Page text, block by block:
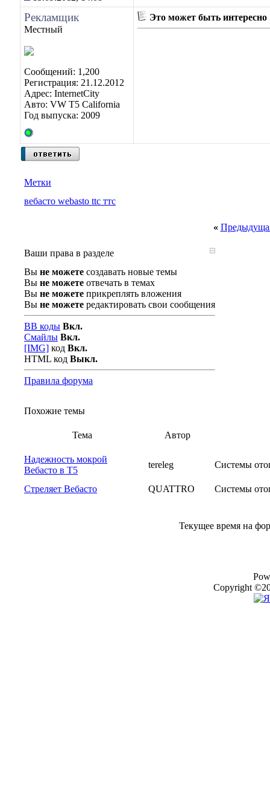
Рекламщик
Местный
Сообщений: 1,200
Регистрация: 21.12.2012
Адрес: InternetCity
Авто: VW T5 California
Год выпуска: 2009
Это может быть интересно
Метки
вебасто webasto ttc ттс
«
Ваши права в разделе
Вы не можете создавать новые темы
Вы не можете отвечать в темах
Вы не можете прикреплять вложения
Вы не можете редактировать свои сообщения
BB коды Вкл.
Смайлы Вкл.
[IMG] код Вкл.
HTML код Выкл.
Правила форума
Похожие темы
Тема Автор
Надежность мокрой
Вебасто в Т5
tereleg Системы
Стреляет Вебасто QUATTRO Системы
Текущее время на
Copyright